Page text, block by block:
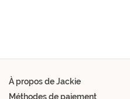
À propos de Jackie
Méthodes de paiement